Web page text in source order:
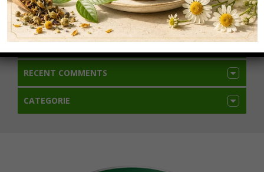
ARTICOLI RECENTI
RECENT COMMENTS
CATEGORIE